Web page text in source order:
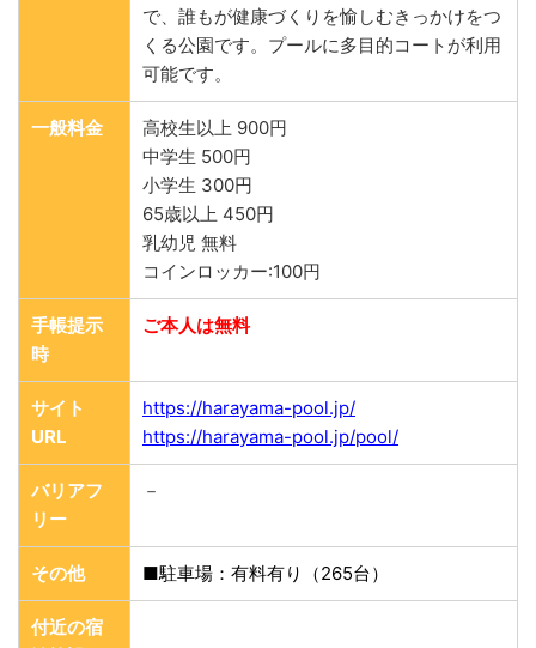
で、誰もが健康づくりを愉しむきっかけをつ
くる公園です。プールに多目的コートが利用
可能です。
一般料金
高校生以上 900円
中学生 500円
小学生 300円
65歳以上 450円
乳幼児 無料
コインロッカー:100円
手帳提示
時
ご本人は無料
サイト
URL
https://harayama-pool.jp/
https://harayama-pool.jp/pool/
バリアフ
リー
－
その他 ■駐車場：有料有り（265台）
付近の宿